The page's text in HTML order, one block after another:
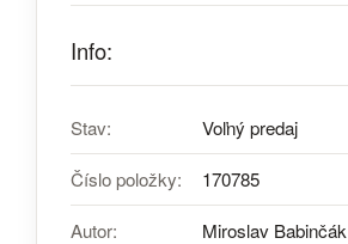
Info:
Stav: Voľný predaj
Číslo položky: 170785
Autor: Miroslav Babinčák